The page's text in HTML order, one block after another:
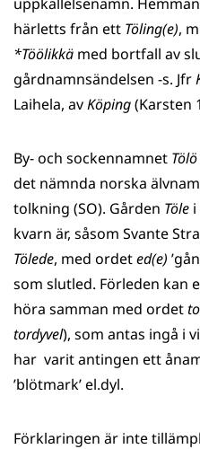
härletts från ett Töling(e),
*Töölikkä med bortfall av
gårdnamnsändelsen -s. Jfr
Laihela, avKöping(Karsten
By- och sockennamnet Tölö
det nämnda norska
tolkning (SO). Gården Töle i
kvarn är, såsom Svante
Tölede, med ordeted(e)
som slutled. Förleden kan
höra samman med ordet
tordyvel), som antas ingå i
har varit antingen ett
’blötmark’ el.dyl.
Förklaringen är inte